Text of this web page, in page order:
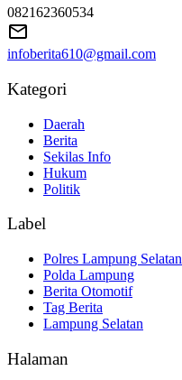
082162360534
infoberita610@gmail.com
Kategori
Daerah
Berita
Sekilas Info
Hukum
Politik
Label
Polres Lampung Selatan
Polda Lampung
Berita Otomotif
Tag Berita
Lampung Selatan
Halaman